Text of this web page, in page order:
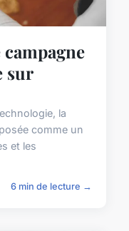
sur
la
comme un
et les
6 min de lecture →